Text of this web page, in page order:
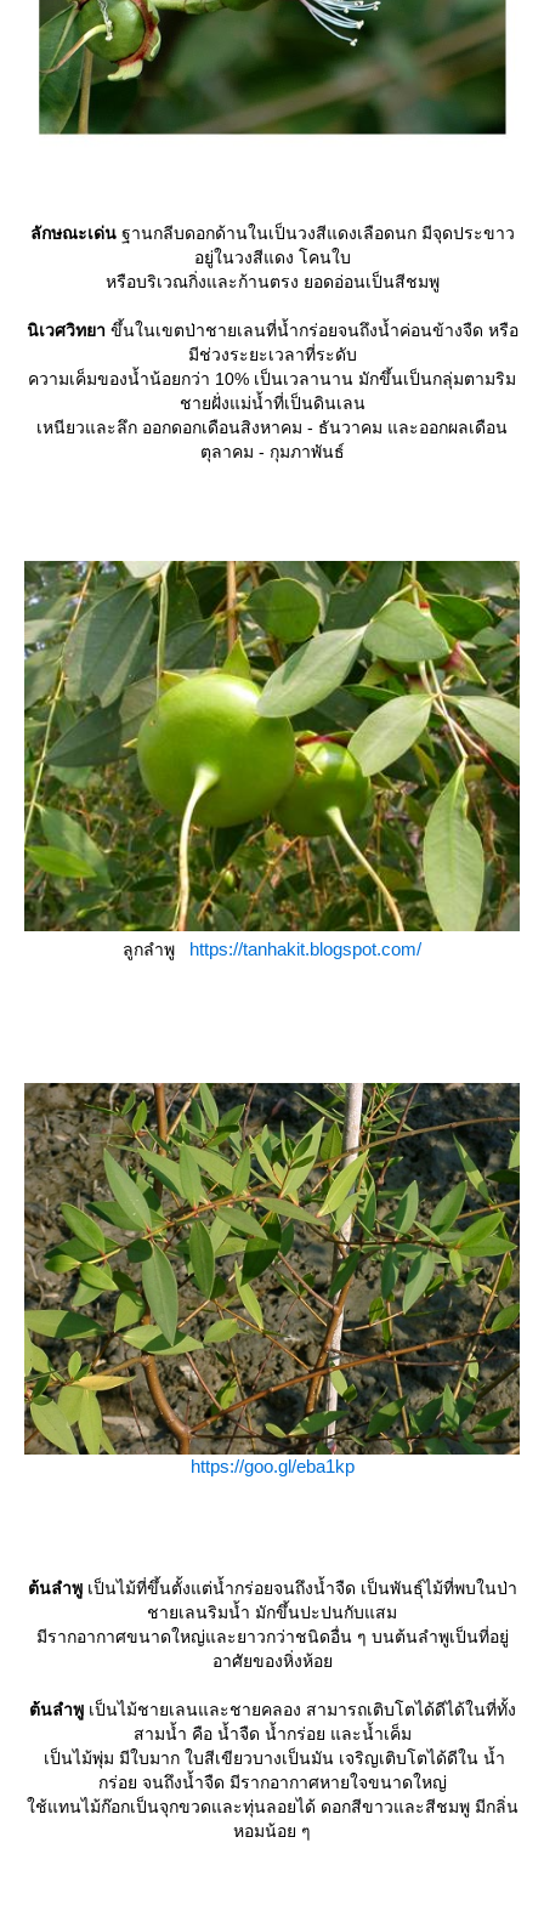
ลักษณะเด่นฐานกลีบดอกด้านในเป็นวงสีแดงเลือดนก มีจุดประขาว
อยู่ในวงสีแดง โคนใบ
หรือบริเวณกิ่งและก้านตรง ยอดอ่อนเป็นสีชมพู
นิเวศวิทยา ขึ้นในเขตป่าชายเลนที่น้ำกร่อยจนถึงน้ำค่อนข้างจืด หรือ
มีช่วงระยะเวลาที่ระดับ
ความเค็มของน้ำน้อยกว่า 10% เป็นเวลานาน มักขึ้นเป็นกลุ่มตามริม
ชายฝั่งแม่น้ำที่เป็นดินเลน
เหนียวและลึก ออกดอกเดือนสิงหาคม - ธันวาคม และออกผลเดือน
ตุลาคม - กุมภาพันธ์
ลูกลำพู https://tanhakit.blogspot.com/
https://goo.gl/eba1kp
ต้นลำพูเป็นไม้ที่ขึ้นตั้งแต่น้ำกร่อยจนถึงน้ำจืด เป็นพันธุ์ไม้ที่พบในป่า
ชายเลนริมน้ำ มักขึ้นปะปนกับแสม
มีรากอากาศขนาดใหญ่และยาวกว่าชนิดอื่น ๆ บนต้นลำพูเป็นที่อยู่
อาศัยของหิ่งห้อ
ต้นลำพูเป็นไม้ชายเลนและชายคลอง สามารถเติบโตได้ดีได้ในที่ทั้ง
สามน้ำ คือ น้ำจืด น้ำกร่อย และน้ำเค็ม
เป็นไม้พุ่ม มีใบมาก ใบสีเขียวบางเป็นมัน เจริญเติบโตได้ดีใน น้ำ
กร่อย จนถึงน้ำจืด มีรากอากาศหายใจขนาดใหญ่
ช้แทนไม้ก๊อกเป็นจุกขวดและทุ่นลอยได้ ดอกสีขาวและสีชมพู มีกลิ่น
หอมน้อย ๆ